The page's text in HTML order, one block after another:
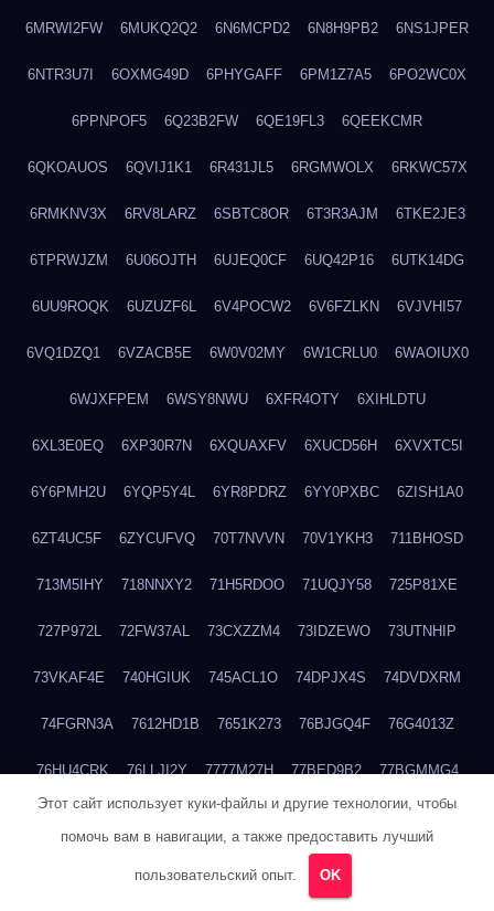
6MRWI2FW 6MUKQ2Q2 6N6MCPD2 6N8H9PB2 6NS1JPER
6NTR3U7I 6OXMG49D 6PHYGAFF 6PM1Z7A5 6PO2WC0X
6PPNPOF5 6Q23B2FW 6QE19FL3 6QEEKCMR
6QKOAUOS 6QVIJ1K1 6R431JL5 6RGMWOLX 6RKWC57X
6RMKNV3X 6RV8LARZ 6SBTC8OR 6T3R3AJM 6TKE2JE3
6TPRWJZM 6U06OJTH 6UJEQ0CF 6UQ42P16 6UTK14DG
6UU9ROQK 6UZUZF6L 6V4POCW2 6V6FZLKN 6VJVHI57
6VQ1DZQ1 6VZACB5E 6W0V02MY 6W1CRLU0 6WAOIUX0
6WJXFPEM 6WSY8NWU 6XFR4OTY 6XIHLDTU
6XL3E0EQ 6XP30R7N 6XQUAXFV 6XUCD56H 6XVXTC5I
6Y6PMH2U 6YQP5Y4L 6YR8PDRZ 6YY0PXBC 6ZISH1A0
6ZT4UC5F 6ZYCUFVQ 70T7NVVN 70V1YKH3 711BHOSD
713M5IHY 718NNXY2 71H5RDOO 71UQJY58 725P81XE
727P972L 72FW37AL 73CXZZM4 73IDZEWO 73UTNHIP
73VKAF4E 740HGIUK 745ACL1O 74DPJX4S 74DVDXRM
74FGRN3A 7612HD1B 7651K273 76BJGQ4F 76G4013Z
76HU4CRK 76LLJI2Y 7777M27H 77BED9B2 77BGMMG4
77TABW20 780FZHSV 78Q29S80
Этот сайт использует куки-файлы и другие технологии, чтобы
помочь вам в навигации, а также предоставить лучший
пользовательский опыт. OK